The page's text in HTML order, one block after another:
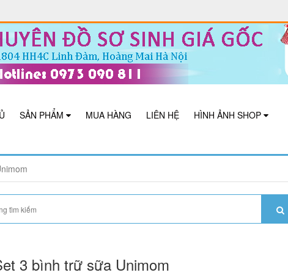
SẢN PHẨM MUA HÀNG LIÊN HỆ HÌNH ẢNH SHOP
3 bình trữ sữa Unimom